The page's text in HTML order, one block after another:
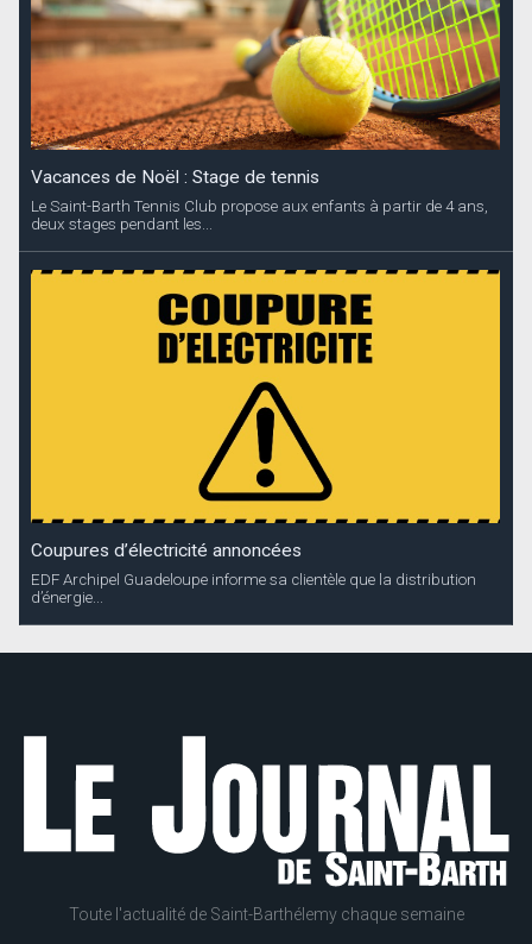
Vacances de Noël : Stage de tennis
Le Saint-Barth Tennis Club propose aux enfants à partir de 4 ans,
deux stages pendant les...
Coupures d’électricité annoncées
EDF Archipel Guadeloupe informe sa clientèle que la distribution
d’énergie...
Toute l'actualité de Saint-Barthélemy chaque semaine